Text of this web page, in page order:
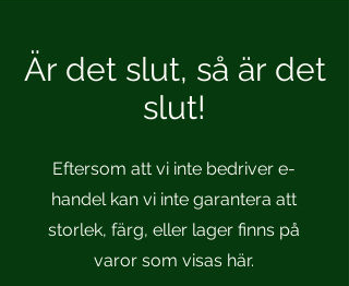
Är det slut, så är det
slut!
Eftersom att vi inte bedriver e-
handel kan vi inte garantera att
storlek, färg, eller lager finns på
varor som visas här.